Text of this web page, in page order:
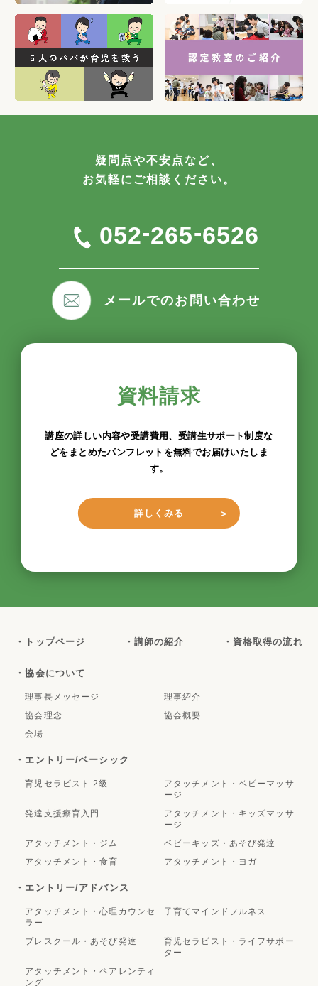
疑問点や不安点など、
お気軽にご相談ください。
052-265-6526
メールでのお問い合わせ
資料請求
講座の詳しい内容や受講費用、受講生サポート制度な
どをまとめたパンフレットを無料でお届けいたしま
す。
詳しくみる
・トップページ ・講師の紹介 ・資格取得の流れ
・協会について
理事長メッセージ
理事紹介
協会理念
協会概要
会場
・エントリー/ベーシック
育児セラピスト 2級
アタッチメント・ベビーマッサ
ージ
発達支援療育入門
アタッチメント・キッズマッサ
ージ
アタッチメント・ジム
ベビーキッズ・あそび発達
アタッチメント・食育
アタッチメント・ヨガ
・エントリー/アドバンス
アタッチメント・心理カウンセ
ラー
子育てマインドフルネス
プレスクール・あそび発達
育児セラピスト・ライフサポー
ター
アタッチメント・ペアレンティ
ング